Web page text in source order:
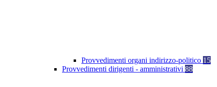
Provvedimenti organi indirizzo-politico 15
Provvedimenti dirigenti - amministrativi 88